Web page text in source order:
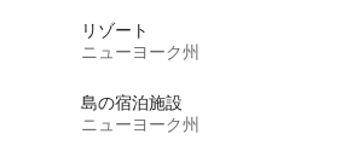
リゾート
ニューヨーク州
島の宿泊施設
ニューヨーク州